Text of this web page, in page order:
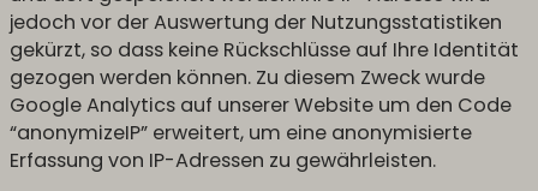
jedoch vor der Auswertung der Nutzungsstatistiken
gekürzt, so dass keine Rückschlüsse auf Ihre Identität
gezogen werden können. Zu diesem Zweck wurde
Google Analytics auf unserer Website um den Code
“anonymizeIP” erweitert, um eine anonymisierte
Erfassung von IP-Adressen zu gewährleisten.